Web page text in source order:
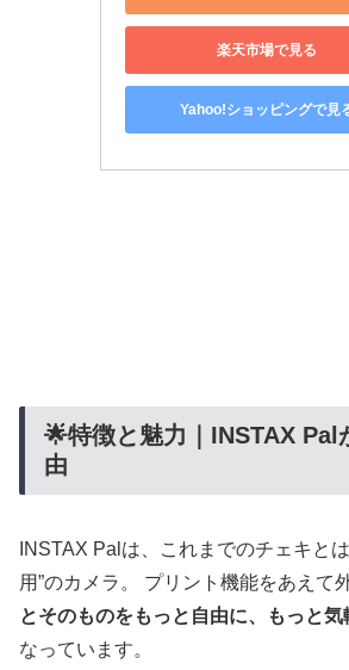
楽天市場で見る
Yahoo!ショッピングで見
🌟特徴と魅力｜INSTAX Pal
由
INSTAX Palは、これまでのチェキと
用”のカメラ。 プリント機能をあえて
とそのものをもっと自由に、もっと気
なっています。